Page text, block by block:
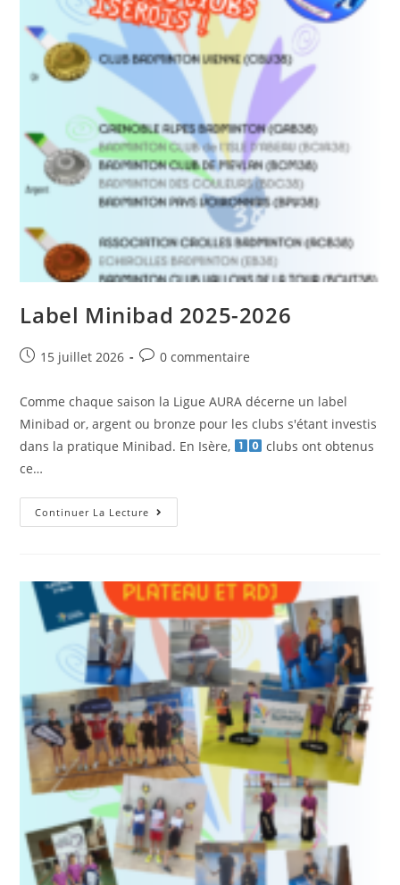
Label Minibad 2025-2026
Post15 juillet 2026
Post0 commentaire
Comme chaque saison la Ligue AURA décerne un label
Minibad or, argent ou bronze pour les clubs s'étant investis
dans la pratique Minibad. En Isère,
clubs ont obtenus
ce…
Continuer La Lecture Label
Minibad